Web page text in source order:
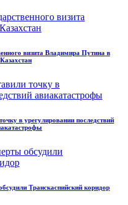
визита Владимира Путина в
Казахстан
в урегулировании последствий
Транскаспийский коридор